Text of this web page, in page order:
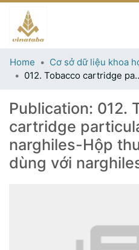
Home
012. Tobacco cartridge
Publication: 012.
cartridge
narghiles-Hộp
dùng với